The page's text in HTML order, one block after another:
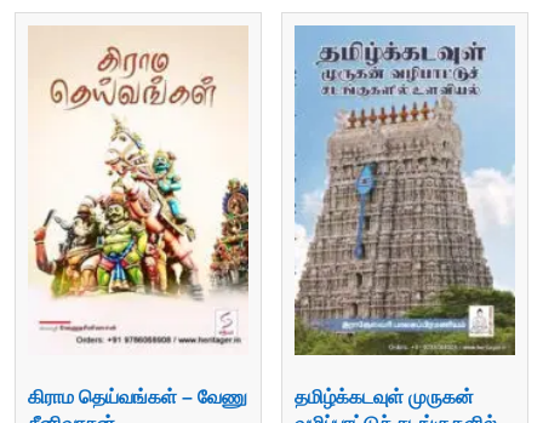
கிராம தெய்வங்கள் – வேணு
தமிழ்க்கடவுள் முருகன்